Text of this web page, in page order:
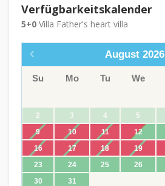
Verfügbarkeitskalender
5+0 Villa Father's heart villa
August 2026
Su Mo Tu We
2
3 4 5
9
10 11 12
16
17 18 19
23
24 25 26
30
31